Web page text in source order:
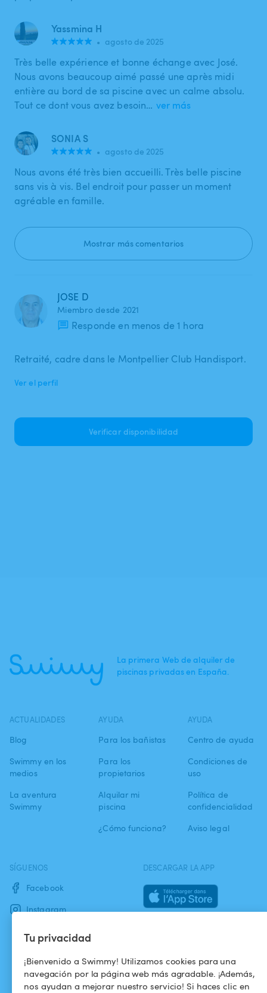
Tu privacidad
¡Bienvenido a Swimmy! Utilizamos cookies para una
navegación por la página web más agradable. ¡Además,
nos ayudan a mejorar nuestro servicio! Si haces clic en
Yassmina H
• agosto de 2025
Très belle expérience et bonne échange avec José.
Nous avons beaucoup aimé passé une après midi
entière au bord de sa piscine avec un calme absolu.
Tout ce dont vous avez besoin… ver más
SONIA S
• agosto de 2025
Nous avons été très bien accueilli. Très belle piscine
sans vis à vis. Bel endroit pour passer un moment
agréable en famille.
Mostrar más comentarios
JOSE D
Miembro desde 2021
Responde en menos de 1 hora
Retraité, cadre dans le Montpellier Club Handisport.
Ver el perfil
Verificar disponibilidad
La primera Web de alquiler de
piscinas privadas en España.
ACTUALIDADES
Blog
Swimmy en los
medios
La aventura
Swimmy
AYUDA
Para los bañistas
Para los
propietarios
Alquilar mi
piscina
¿Cómo funciona?
AYUDA
Centro de ayuda
Condiciones de
uso
Política de
confidencialidad
Aviso legal
SÍGUENOS
Facebook
Instagram
DESCARGAR LA APP